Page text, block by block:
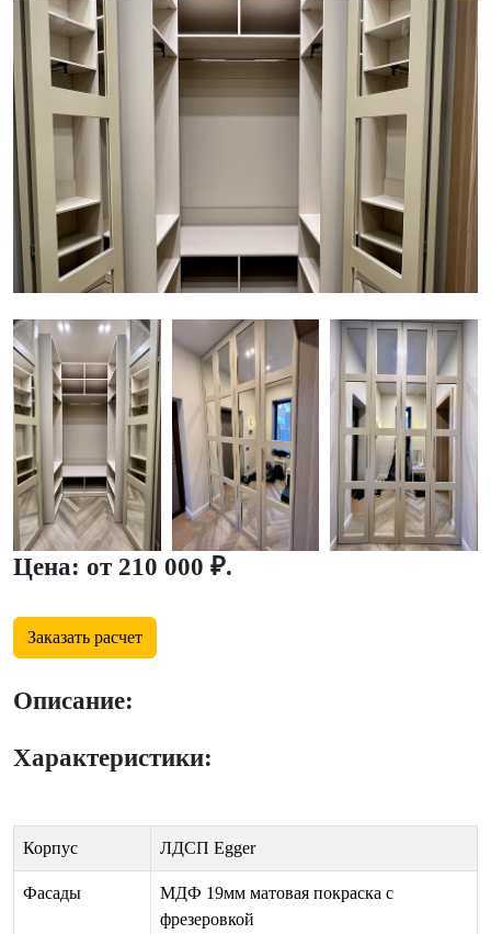
Цена: от 210 000 ₽.
Заказать расчет
Описание:
Характеристики:
Корпус ЛДСП Egger
Фасады
МДФ 19мм матовая покраска с
фрезеровкой